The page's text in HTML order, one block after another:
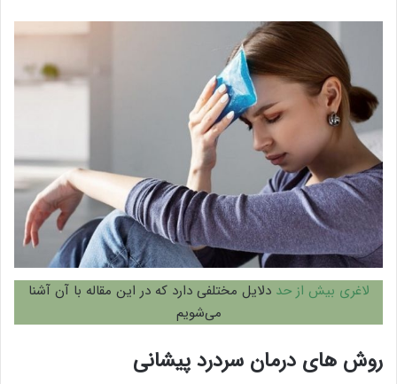
لاغری بیش از حد دلایل مختلفی دارد که در این مقاله با آن آشنا
می‌شویم
روش های درمان سردرد پیشانی